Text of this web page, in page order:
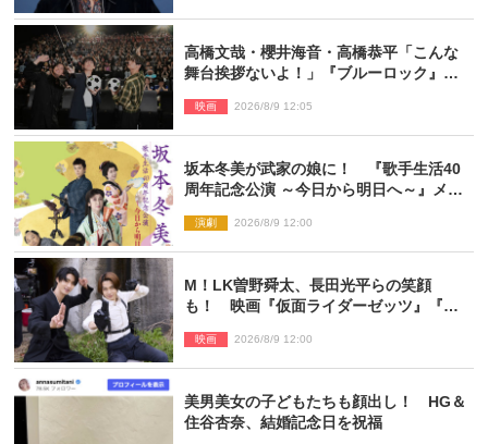
高橋文哉・櫻井海音・高橋恭平「こんな
舞台挨拶ないよ！」『ブルーロック』自
映画 2026/8/9 12:05
坂本冬美が武家の娘に！ 『歌手生活40
周年記念公演 ～今日から明日へ～』メイ
演劇 2026/8/9 12:00
M！LK曽野舜太、長田光平らの笑顔
も！ 映画『仮面ライダーゼッツ』『超
ショット到着
映画 2026/8/9 12:00
美男美女の子どもたちも顔出し！ HG＆
住谷杏奈、結婚記念日を祝福